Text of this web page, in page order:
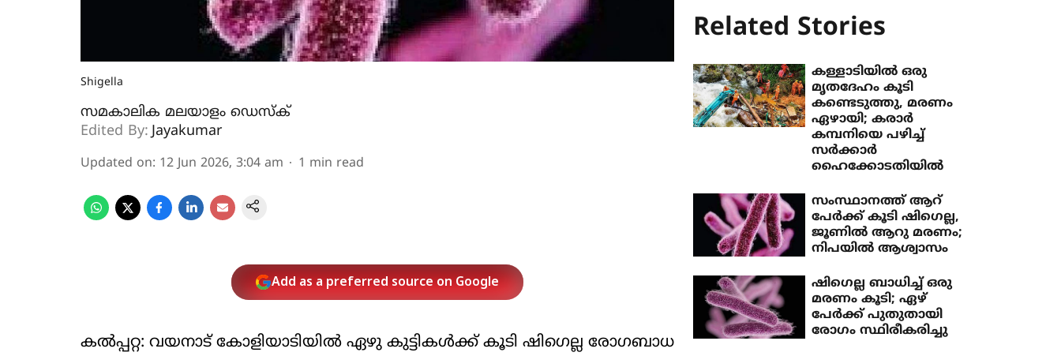
Shigella
സമകാലിക മലയാളം ഡെസ്ക്
Edited By: Jayakumar
Updated on: 12 Jun 2026, 3:04 am 1 min read
Add as a preferred source on Google
കല്‍പ്പറ്റ: വയനാട് കോളിയാടിയിൽ ഏഴു കുട്ടികൾക്ക് കൂടി ഷി​ഗെല്ല രോ​ഗബാധ
Related Stories
കള്ളാടിയില്‍ ഒരു
മൃതദേഹം കൂടി
കണ്ടെടുത്തു, മരണം
ഏഴായി; കരാർ
കമ്പനിയെ പഴിച്ച്
സര്‍ക്കാര്‍
ഹൈക്കോടതിയില്‍
സംസ്ഥാനത്ത് ആറ്
പേര്‍ക്ക് കൂടി ഷിഗെല്ല,
ജൂണില്‍ ആറു മരണം;
നിപയില്‍ ആശ്വാസം
ഷിഗെല്ല ബാധിച്ച് ഒരു
മരണം കൂടി; ഏഴ്
പേര്‍ക്ക് പുതുതായി
രോഗം സ്ഥിരീകരിച്ചു